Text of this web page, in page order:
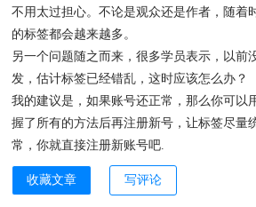
不用太过担心。不论是观众还是作者，随着
的标签都会越来越多。
另一个问题随之而来，很多学员表示，以前
发，估计标签已经错乱，这时应该怎么办？
我的建议是，如果账号还正常，那么你可以
握了所有的方法后再注册新号，让标签尽量
常，你就直接注册新账号吧.
收藏文章 写评论